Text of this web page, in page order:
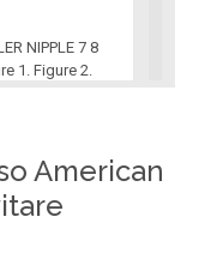
NIPPLE 7 8
1. Figure 2.
handle
American